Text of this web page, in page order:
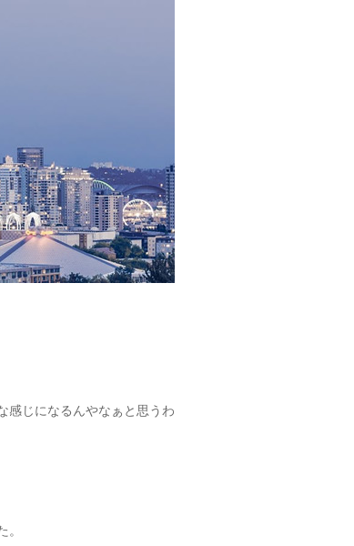
感じになるんやなぁと思うわ